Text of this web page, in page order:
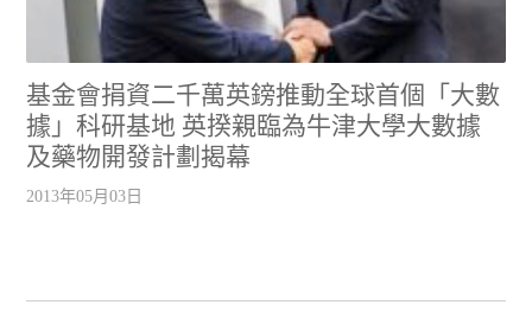
基金會捐資二千萬英鎊推動全球首個「大數
據」科研基地 英揆親臨為牛津大學大數據
及藥物開發計劃揭幕
2013年05月03日